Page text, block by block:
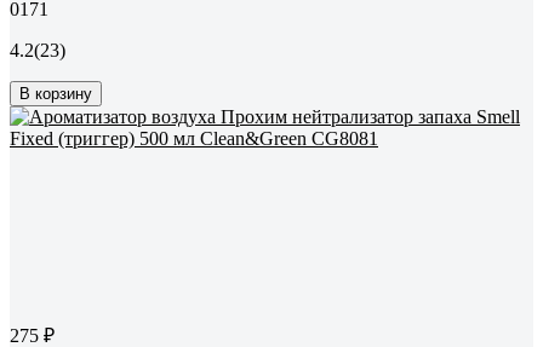
0171
4.2(23)
В корзину
275 ₽